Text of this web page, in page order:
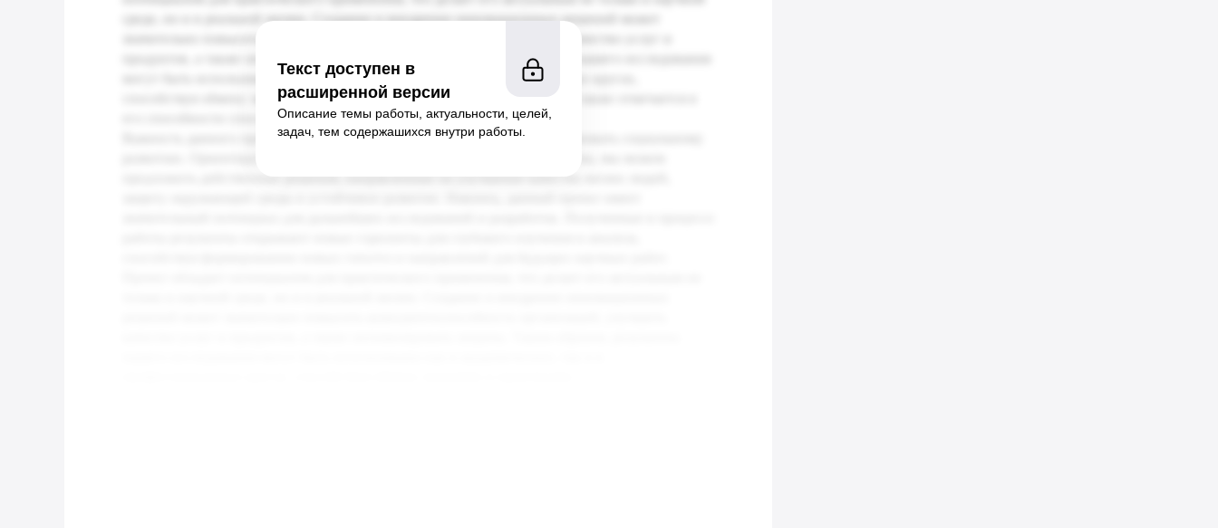
Текст доступен в
расширенной версии
Описание темы работы, актуальности, целей,
задач, тем содержашихся внутри работы.